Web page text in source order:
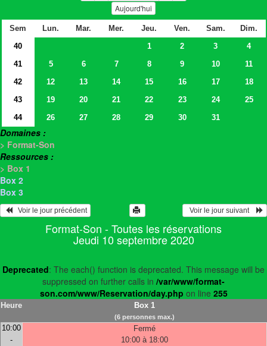
Aujourd'hui
Sem Lun. Mar. Mer. Jeu. Ven. Sam.
Dim.
40
1 2 3
4
41
5 6 7 8 9 10
11
42
12 13 14 15 16 17
18
43
19 20 21 22 23 24
25
44
26 27 28 29 30 31
Domaines :
> Format-Son
Ressources :
> Box 1
Box 2
Box 3
   Voir le jour précédent
  Voir le jour suivant
Format-Son - Toutes les réservations
Jeudi 10 septembre 2020
Deprecated: The each() function is deprecated. This message will be
suppressed on further calls in /var/www/format-
son.com/www/Reservation/day.php on line 255
Heure Box 1
(6 personnes max.)
10:00
-
Fermé
10:00 à 18:00